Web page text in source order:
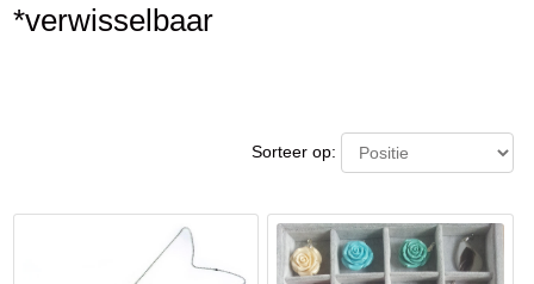
*verwisselbaar
Sorteer op: